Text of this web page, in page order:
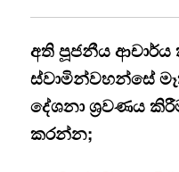
අති පූජනීය
ස්වාමින්වහන්සේ
දේශනා ශ්‍රවණය
කරන්න;